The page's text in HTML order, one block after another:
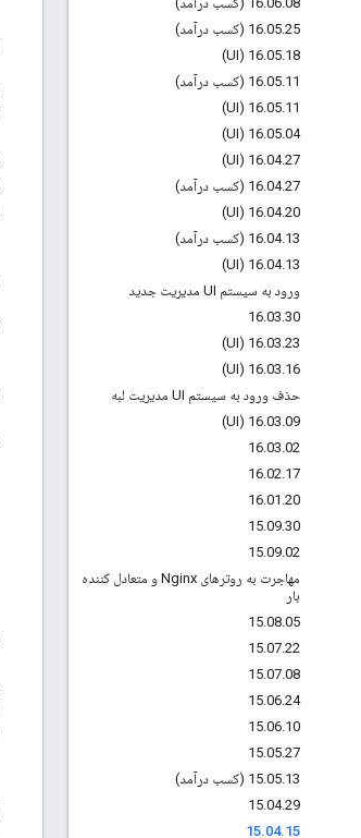
16.05.25 (کسب درآمد)
16.05.18 (UI)
16.05.11 (کسب درآمد)
16.05.11 (UI)
16.05.04 (UI)
16.04.27 (UI)
16.04.27 (کسب درآمد)
16.04.20 (UI)
16.04.13 (کسب درآمد)
16.04.13 (UI)
ورود به سیستم UI مدیریت جدید
16.03.30
16.03.23 (UI)
16.03.16 (UI)
حذف ورود به سیستم UI مدیریت لبه
16.03.09 (UI)
16.03.02
16.02.17
16.01 .20
15.09.30
15.09.02
مهاجرت به روترهای Nginx و متعادل کننده
بار
15.08.05
15.07.22
15.07.08
15.06.24
15.06.10
15.05.27
15.05.13 (کسب درآمد)
15.04.29
15.04.15